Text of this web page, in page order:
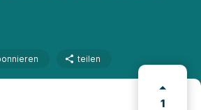
teilen
1